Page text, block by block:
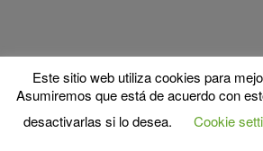
Este sitio web utiliza cookies para
Asumiremos que está de acuerdo con
desactivarlas si lo desea.
Cookie